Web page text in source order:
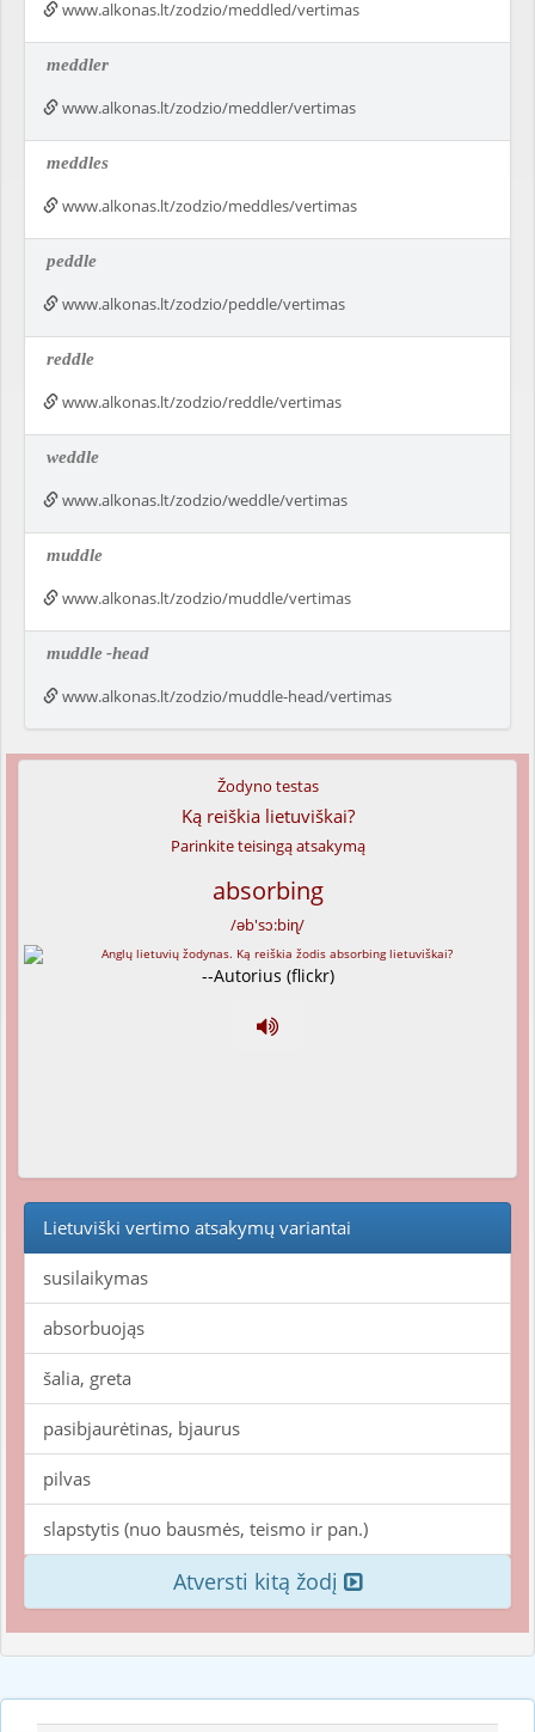
www.alkonas.lt/zodzio/meddled/vertimas
meddler
www.alkonas.lt/zodzio/meddler/vertimas
meddles
www.alkonas.lt/zodzio/meddles/vertimas
peddle
www.alkonas.lt/zodzio/peddle/vertimas
reddle
www.alkonas.lt/zodzio/reddle/vertimas
weddle
www.alkonas.lt/zodzio/weddle/vertimas
muddle
www.alkonas.lt/zodzio/muddle/vertimas
muddle-head
www.alkonas.lt/zodzio/muddle-head/vertimas
Žodyno testas
Ką reiškia lietuviškai?
Parinkite teisingą atsakymą
absorbing
/əb'sɔ:biɳ/
--Autorius (flickr)
Lietuviški vertimo atsakymų variantai
susilaikymas
absorbuojąs
šalia, greta
pasibjaurėtinas, bjaurus
pilvas
slapstytis (nuo bausmės, teismo ir pan.)
Atversti kitą žodį